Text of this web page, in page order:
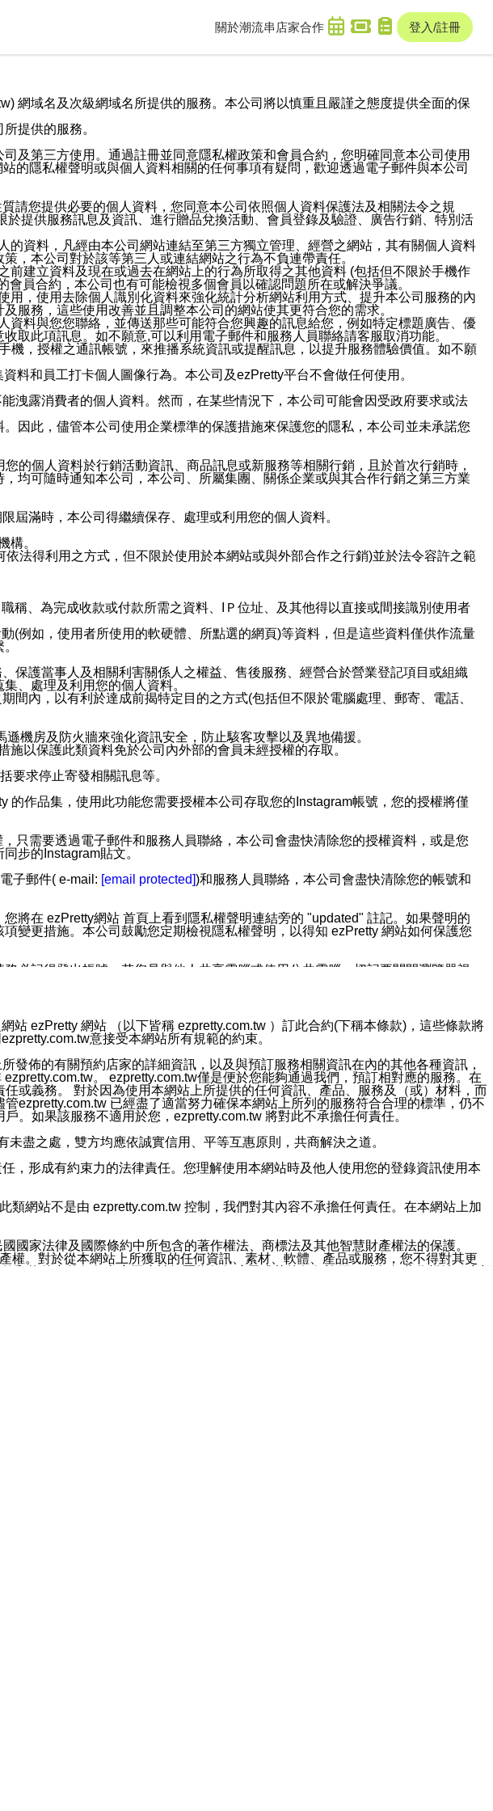
關於潮流串 店家合作 登入/註冊
網域名及次級網域名所提供的服務。本公司將以慎重且嚴謹之態度提供全面的保
提供的服務。
及第三方使用。通過註冊並同意隱私權政策和會員合約，您明確同意本公司使用
的隱私權聲明或與個人資料相關的任何事項有疑問，歡迎透過電子郵件與本公司
請您提供必要的個人資料，您同意本公司依照個人資料保護法及相關法令之規
提供服務訊息及資訊、進行贈品兌換活動、會員登錄及驗證、廣告行銷、特別活
資料，凡經由本公司網站連結至第三方獨立管理、經營之網站，其有關個人資料
，本公司對於該等第三人或連結網站之行為不負連帶責任。
建立資料及現在或過去在網站上的行為所取得之其他資料 (包括但不限於手機作
員合約，本公司也有可能檢視多個會員以確認問題所在或解決爭議。
，使用去除個人識別化資料來強化統計分析網站利用方式、提升本公司服務的內
服務，這些使用改善並且調整本公司的網站使其更符合您的需求。
料與您您聯絡，並傳送那些可能符合您興趣的訊息給您，例如特定標題廣告、優
取此項訊息。如不願意,可以利用電子郵件和服務人員聯絡請客服取消功能。
，授權之通訊帳號，來推播系統資訊或提醒訊息，以提升服務體驗價值。如不願
料和員工打卡個人圖像行為。本公司及ezPretty平台不會做任何使用。
洩露消費者的個人資料。然而，在某些情況下，本公司可能會因受政府要求或法
因此，儘管本公司使用企業標準的保護措施來保護您的隱私，本公司並未承諾您
的個人資料於行銷活動資訊、商品訊息或新服務等相關行銷，且於首次行銷時，
均可隨時通知本公司，本公司、所屬集團、關係企業或與其合作行銷之第三方業
屆滿時，本公司得繼續保存、處理或利用您的個人資料。
構。
法得利用之方式，但不限於使用於本網站或與外部合作之行銷)並於法令容許之範
稱、為完成收款或付款所需之資料、IＰ位址、及其他得以直接或間接識別使用者
(例如，使用者所使用的軟硬體、所點選的網頁)等資料，但是這些資料僅供作流量
保護當事人及相關利害關係人之權益、售後服務、經營合於營業登記項目或組織
、處理及利用您的個人資料。
內，以有利於達成前揭特定目的之方式(包括但不限於電腦處理、郵寄、電話、
機房及防火牆來強化資訊安全，防止駭客攻擊以及異地備援。
以保護此類資料免於公司內外部的會員未經授權的存取。
要求停止寄發相關訊息等。
作品集，使用此功能您需要授權本公司存取您的Instagram帳號，您的授權將僅
只需要透過電子郵件和服務人員聯絡，本公司會盡快清除您的授權資料，或是您
步的Instagram貼文。
子郵件( e-mail: [email protected])和服務人員聯絡，本公司會盡快清除您的帳號和
將在 ezPretty網站 首頁上看到隱私權聲明連結旁的 "updated" 註記。如果聲明的
變更措施。本公司鼓勵您定期檢視隱私權聲明，以得知 ezPretty 網站如何保護您
必記得登出帳號。若您是與他人共享電腦或使用公共電腦，切記要關閉瀏覽器視
件供您參考。您能依照該資料或電子郵件所指示之方法、說明或功能連結，隨時
訊息。
滿足以下三個條件者，將可收到通知型訊息。
ezPretty 網站 （以下皆稱 ezpretty.com.tw ）訂此合約(下稱本條款)，這些條款將
意接受本網站所有規範的約束。
佈的有關預約店家的詳細資訊，以及與預訂服務相關資訊在內的其他各種資訊，
。 ezpretty.com.tw僅是便於您能夠通過我們，預訂相對應的服務。在
或義務。 對於因為使用本網站上所提供的任何資訊、產品、服務及（或）材料，而
ezpretty.com.tw 已經盡了適當努力確保本網站上所列的服務符合合理的標準，仍不
。如果該服務不適用於您，ezpretty.com.tw 將對此不承擔任何責任。
盡之處，雙方均應依誠實信用、平等互惠原則，共商解決之道。
，形成有約束力的法律責任。您理解使用本網站時及他人使用您的登錄資訊使用本
網站不是由 ezpretty.com.tw 控制，我們對其內容不承擔任何責任。在本網站上加
家法律及國際條約中所包含的著作權法、商標法及其他智慧財產權法的保護。
。對於從本網站上所獲取的任何資訊、素材、軟體、產品或服務，您不得對其更